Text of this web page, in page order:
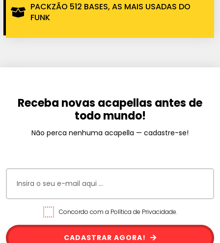
PACKZÃO 512 BASES, AS MAIS USADAS DO
FUNK
Receba novas acapellas antes de
todo mundo!
Não perca nenhuma acapella — cadastre-se!
Concordo com a Política de Privacidade.
CADASTRAR AGORA!